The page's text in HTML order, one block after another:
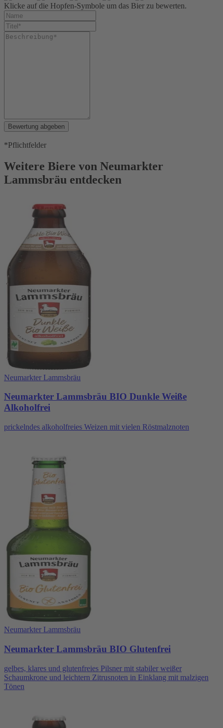
Klicke auf die Hopfen-Symbole um das Bier zu bewerten.
Bewertung abgeben
*Pflichtfelder
Weitere Biere von Neumarkter
Lammsbräu entdecken
Neumarkter Lammsbräu
Neumarkter Lammsbräu BIO Dunkle Weiße
Alkoholfrei
prickelndes alkoholfreies Weizen mit vielen Röstmalznoten
Neumarkter Lammsbräu
Neumarkter Lammsbräu BIO Glutenfrei
gelbes, klares und glutenfreies Pilsner mit stabiler weißer
Schaumkrone und leichtern Zitrusnoten in Einklang mit malzigen
Tönen